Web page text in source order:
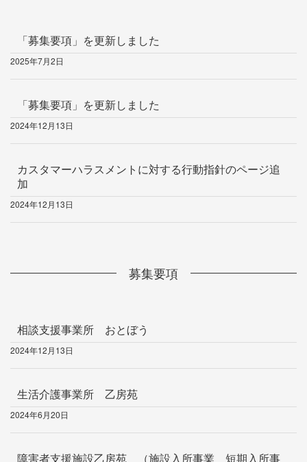
「募集要項」を更新しました
2025年7月2日
「募集要項」を更新しました
2024年12月13日
カスタマーハラスメントに対する行動指針のページ追
加
2024年12月13日
募集要項
相談支援事業所 おとぼう
2024年12月13日
生活介護事業所 乙房苑
2024年6月20日
障害者支援施設乙房苑 （施設入所事業 短期入所事